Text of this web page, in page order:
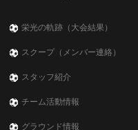
栄光の軌跡（大会結果）
スクープ（メンバー連絡）
スタッフ紹介
チーム活動情報
グラウンド情報